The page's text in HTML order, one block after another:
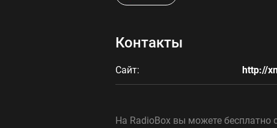
Контакты
Сайт: http://
На RadioBox вы можете